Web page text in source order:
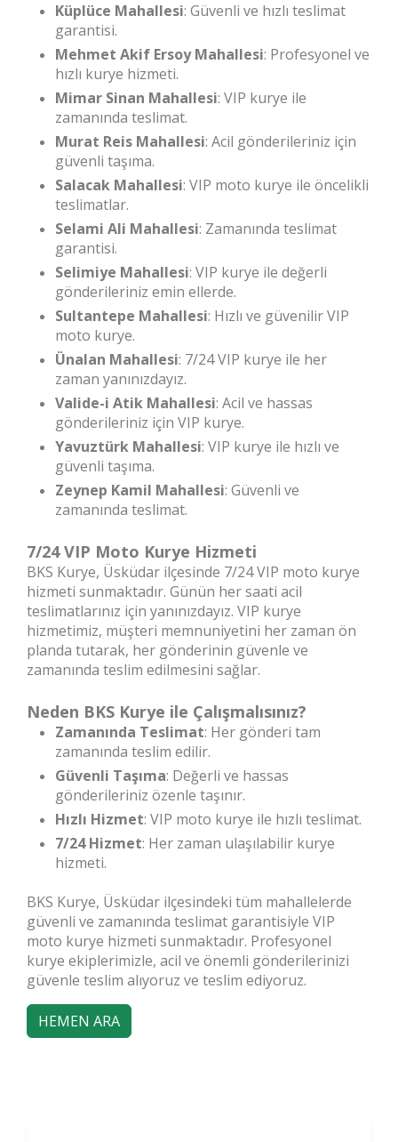
Küplüce Mahallesi: Güvenli ve hızlı teslimat
garantisi.
Mehmet Akif Ersoy Mahallesi: Profesyonel ve
hızlı kurye hizmeti.
Mimar Sinan Mahallesi: VIP kurye ile
zamanında teslimat.
Murat Reis Mahallesi: Acil gönderileriniz için
güvenli taşıma.
Salacak Mahallesi: VIP moto kurye ile öncelikli
teslimatlar.
Selami Ali Mahallesi: Zamanında teslimat
garantisi.
Selimiye Mahallesi: VIP kurye ile değerli
gönderileriniz emin ellerde.
Sultantepe Mahallesi: Hızlı ve güvenilir VIP
moto kurye.
Ünalan Mahallesi: 7/24 VIP kurye ile her
zaman yanınızdayız.
Valide-i Atik Mahallesi: Acil ve hassas
gönderileriniz için VIP kurye.
Yavuztürk Mahallesi: VIP kurye ile hızlı ve
güvenli taşıma.
Zeynep Kamil Mahallesi: Güvenli ve
zamanında teslimat.
7/24 VIP Moto Kurye Hizmeti
BKS Kurye, Üsküdar ilçesinde 7/24 VIP moto kurye
hizmeti sunmaktadır. Günün her saati acil
teslimatlarınız için yanınızdayız. VIP kurye
hizmetimiz, müşteri memnuniyetini her zaman ön
planda tutarak, her gönderinin güvenle ve
zamanında teslim edilmesini sağlar.
Neden BKS Kurye ile Çalışmalısınız?
Zamanında Teslimat: Her gönderi tam
zamanında teslim edilir.
Güvenli Taşıma: Değerli ve hassas
gönderileriniz özenle taşınır.
Hızlı Hizmet: VIP moto kurye ile hızlı teslimat.
7/24 Hizmet: Her zaman ulaşılabilir kurye
hizmeti.
BKS Kurye, Üsküdar ilçesindeki tüm mahallelerde
güvenli ve zamanında teslimat garantisiyle VIP
moto kurye hizmeti sunmaktadır. Profesyonel
kurye ekiplerimizle, acil ve önemli gönderilerinizi
güvenle teslim alıyoruz ve teslim ediyoruz.
HEMEN ARA